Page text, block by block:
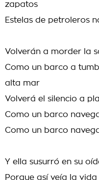
zapatos
Estelas de petroleros
Volverán a morder la
Como un barco a
alta mar
Volverá el silencio a
Como un barco
Como un barco
Y ella susurró en su
Porque así veía la